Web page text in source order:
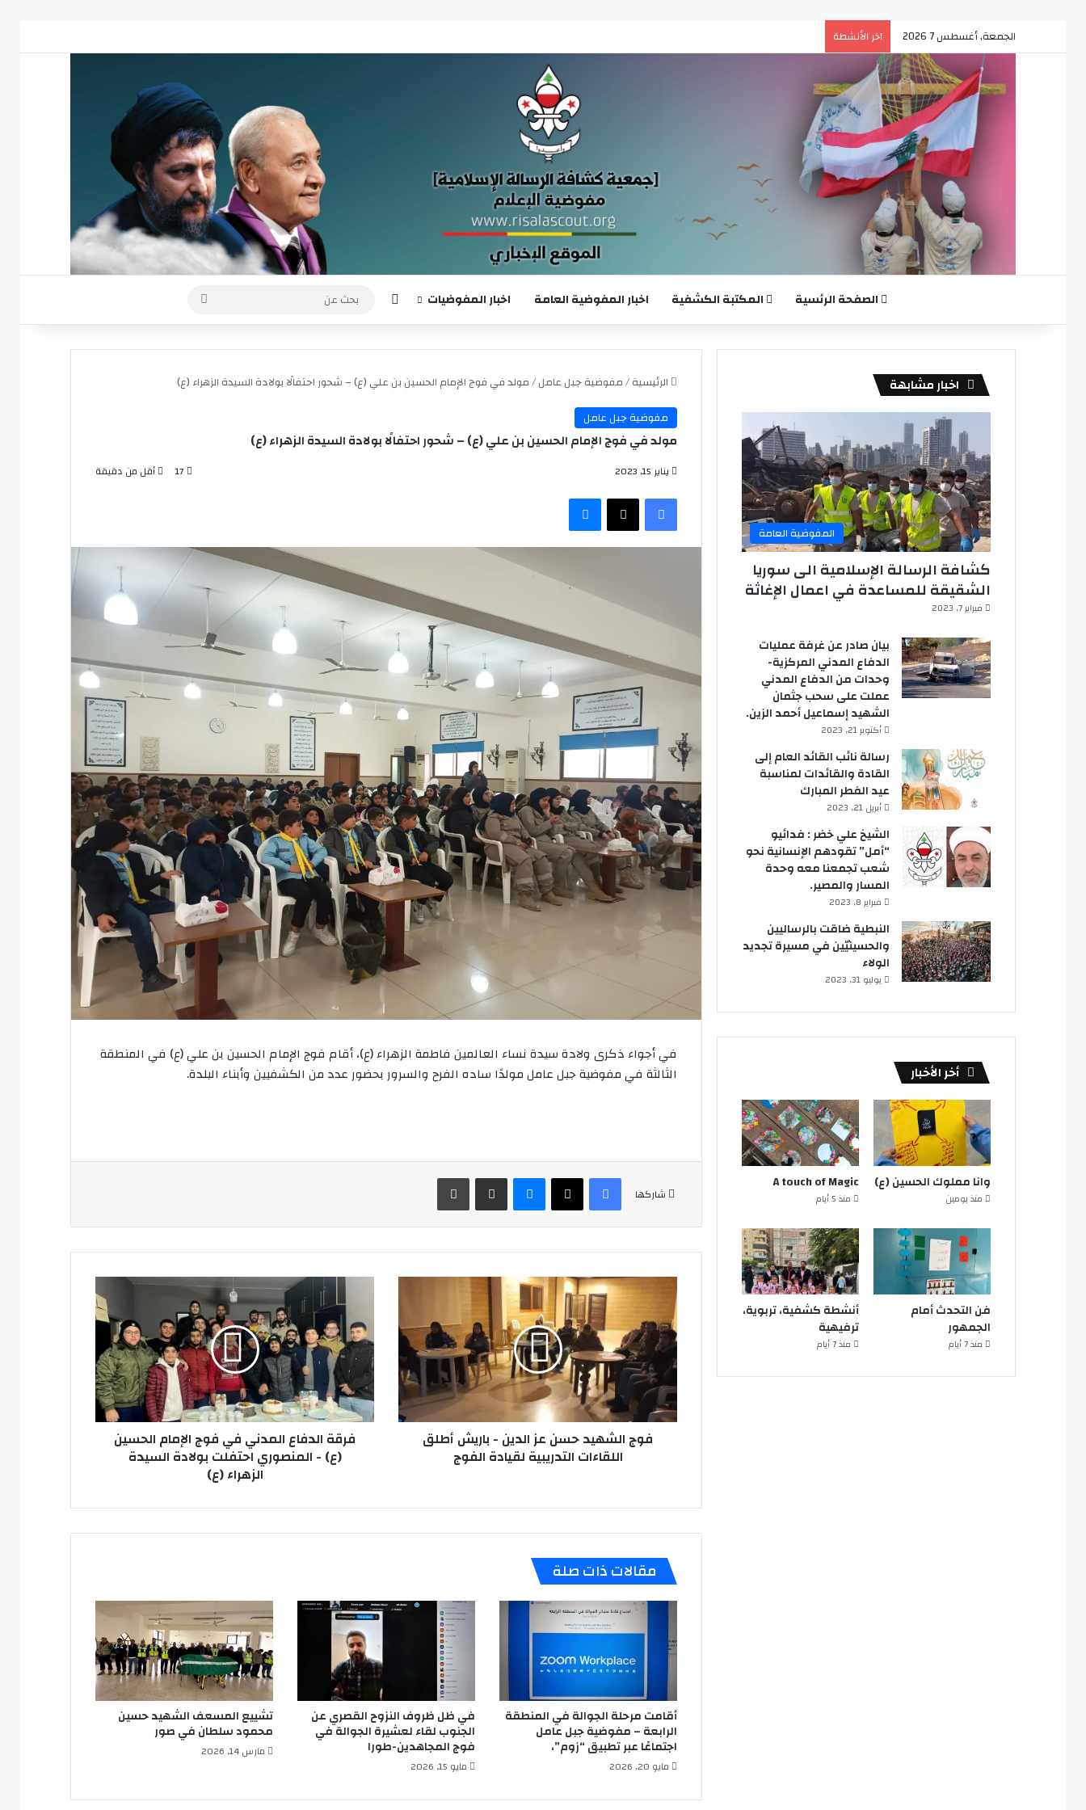
الجمعة, أغسطس 7 2026 اخر الأنشطة
الصفحة الرئسية المكتبة الكشفية اخبار المفوضية العامة اخبار المفوضيات إضافة عمود جانبي
عن
الرئيسية/مفوضية جبل عامل/مولد في فوج الإمام الحسين بن علي (ع) – شحور احتفالًا بولادة السيدة الزهراء (ع)
مفوضية جبل عامل
مولد في فوج الإمام الحسين بن علي (ع) – شحور احتفالًا بولادة السيدة الزهراء (ع)
يناير 15, 2023 17 أقل من دقيقة
فيسبوك
‫X ماسنجر
في أجواء ذكرى ولادة سيدة نساء العالمين فاطمة الزهراء (ع)، أقام فوج الإمام الحسين بن علي (ع) في المنطقة
الثالثة في مفوضية جبل عامل مولدًا ساده الفرح والسرور بحضور عدد من الكشفيين وأبناء البلدة.
شاركها
فيسبوك
‫X ماسنجر مشاركة عبر البريد طباعة
الشهيد
حسن
عز
الدين
-
باريش
أطلق
اللقاءات
التدريبيةفوج الشهيد حسن عز الدين - باريش أطلق
اللقاءات التدريبية لقيادة الفوج
المدني
في
فوج
الإمام
الحسين
(ع)
-
المنصوري
احتفلت
الزهراء
فرقة الدفاع المدني في فوج الإمام الحسين
(ع) - المنصوري احتفلت بولادة السيدة
الزهراء (ع)
مقالات ذات صلة
أقامت مرحلة الجوالة في المنطقة
الرابعة – مفوضية جبل عامل
اجتماعًا عبر تطبيق “زوم”،
مايو 20, 2026
في ظل ظروف النزوح القصري عن
الجنوب لقاء لعشيرة الجوالة في
فوج المجاهدين-طورا
مايو 15, 2026
تشييع المسعف الشهيد حسين
محمود سلطان في صور
مارس 14, 2026
اخبار مشابهة
المفوضية العامة
كشافة الرسالة الإسلامية الى سوريا
الشقيقة للمساعدة في اعمال الإغاثة
فبراير 7, 2023
بيان صادر عن غرفة عمليات
الدفاع المدني المركزية-
وحدات من الدفاع المدني
عملت على سحب جثمان
الشهيد إسماعيل أحمد الزين.
أكتوبر 21, 2023
رسالة نائب القائد العام إلى
القادة والقائدات لمناسبة
عيد الفطر المبارك
أبريل 21, 2023
الشيخ علي خضر : فدائيو
“أمل” تقودهم الإنسانية نحو
شعب تجمعنا معه وحدة
المسار والمصير.
فبراير 8, 2023
النبطية ضاقت بالرساليين
والحسينيّين في مسيرة تجديد
الولاء
يوليو 31, 2023
أخر الأخبار
وانا مملوك الحسين (ع)
منذ يومين
A touch of Magic
منذ 5 أيام
فن التحدث أمام
الجمهور
منذ 7 أيام
أنشطة كشفية، تربوية،
ترفيهية
منذ 7 أيام